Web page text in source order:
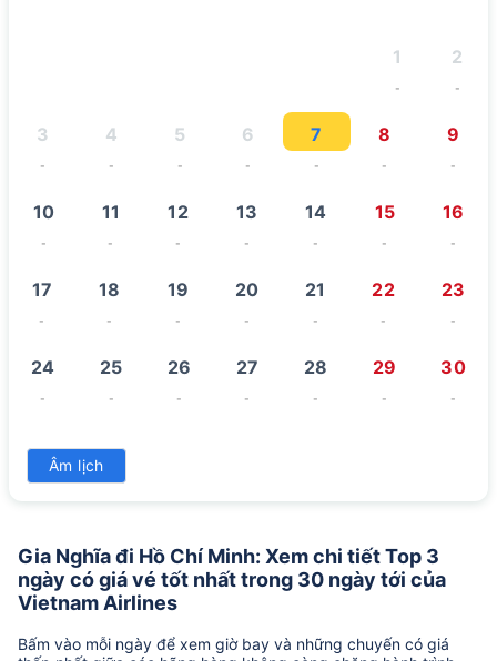
1
-
2
-
3
-
4
-
5
-
6
-
7
-
8
-
9
-
10
-
11
-
12
-
13
-
14
-
15
-
16
-
17
-
18
-
19
-
20
-
21
-
22
-
23
-
24
-
25
-
26
-
27
-
28
-
29
-
30
-
31
Âm lịch
Gia Nghĩa đi Hồ Chí Minh: Xem chi tiết Top 3
ngày có giá vé tốt nhất trong 30 ngày tới của
Vietnam Airlines
Bấm vào mỗi ngày để xem giờ bay và những chuyến có giá